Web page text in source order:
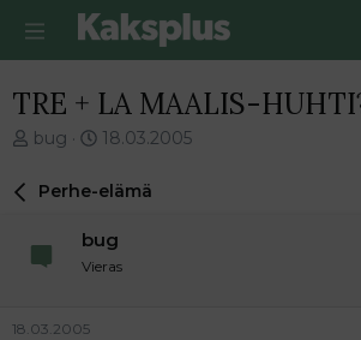
TRE + LA MAALIS-
V
e
i
t
bug
E
s
m
ä
18.03.2005
Perhe-elämä
bug
Vieras
18.03.2005